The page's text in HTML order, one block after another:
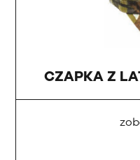
CZAPKA Z